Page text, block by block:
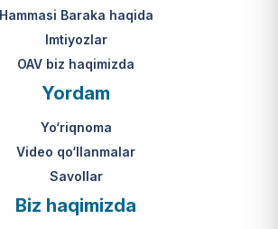
Hammasi Baraka haqida
Imtiyozlar
OAV biz haqimizda
Yordam
Yo‘riqnoma
Video qo‘llanmalar
Savollar
Biz haqimizda